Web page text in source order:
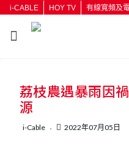
i-CABLE HOY TV 有線寬頻及
按輸
荔枝農遇暴雨因
源
i-Cable 2022年07月05日